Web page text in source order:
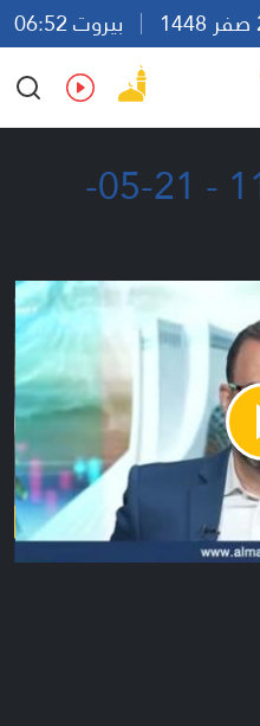
بيروت 06:52
Ar
En Fr Es
نشرة أخبار 11:30 - 21-05-